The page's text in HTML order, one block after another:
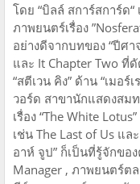
โดย “บิลล์ สการ์สการ์ด“
ภาพยนตร์เรื่อง
อย่างดีจากบทของ “ปีศา
และ It Chapter Two ที่
“สตีเวน คิง” ด้าน “เมอร์
วอร์ด สาขานักแสดงสม
เรื่อง “The White
เช่น The Last of Us แล
อาห์ จูป” ก็เป็นที่รู้จักขอ
Manager , ภาพยนตร์ต